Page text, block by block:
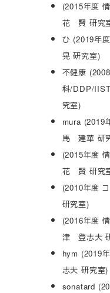
(2015年度
花 賢 研究
ひ (2019年
晃 研究室)
不健康
科/DDP/
究室)
mura (2019
馬 建華 研
(2015年度
花 賢 研究
(2010年度
研究室)
(2016年度
津 登志夫
hym (2019
志夫 研究室)
sonatard